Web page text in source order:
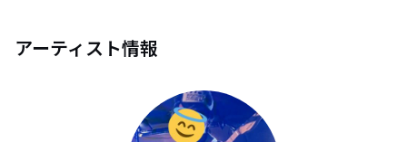
アーティスト情報